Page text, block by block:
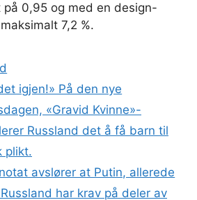
på 0,95 og med en design-
7,2 %.
igjen!» På den nye
«Gravid Kvinne»-
Russland det å få barn til
plikt.
avslører at Putin, allerede
har krav på deler av